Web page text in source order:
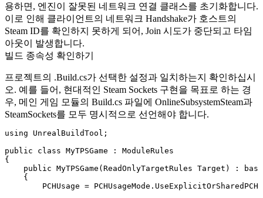
용하면, 엔진이 잘못된 네트워크 연결 클래스를 초기화합니다.
이로 인해 클라이언트의 네트워크 Handshake가 호스트의
Steam ID를 확인하지 못하게 되어, Join 시도가 중단되고 타임
아웃이 발생합니다.
빌드 종속성 확인하기
프로젝트의 .Build.cs가 선택한 설정과 일치하는지 확인하십시
오. 예를 들어, 현대적인 Steam Sockets 구현을 목표로 하는 경
우, 메인 게임 모듈의 Build.cs 파일에 OnlineSubsystemSteam과
SteamSockets를 모두 명시적으로 선언해야 합니다.
using UnrealBuildTool;
public class MyTPSGame : ModuleRules
{
public MyTPSGame(ReadOnlyTargetRules Target) :
    {
PCHUsage =